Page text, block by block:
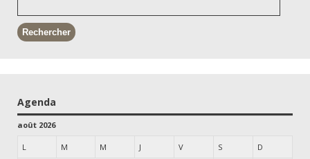
Agenda
août 2026
L M M J V S D